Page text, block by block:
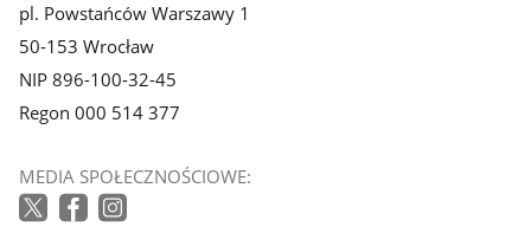
pl. Powstańców Warszawy 1
50-153 Wrocław
NIP 896-100-32-45
Regon 000 514 377
MEDIA SPOŁECZNOŚCIOWE: